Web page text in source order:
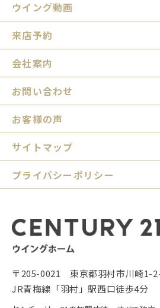
ウイング動画
来店予約
会社案内
お問い合わせ
お客様の声
サイトマップ
プライバシーポリシー
〒205-0021 東京都羽村市川崎1-
JR青梅線「羽村」駅西口徒歩4分